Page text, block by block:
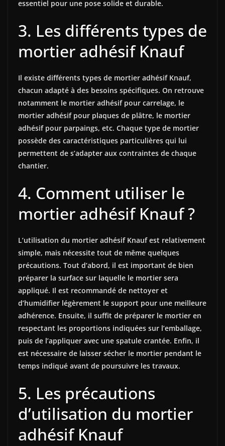
essentiel pour une pose solide et durable.
3. Les différents types de
mortier adhésif Knauf
Il existe différents types de mortier adhésif Knauf,
chacun adapté à des besoins spécifiques. On retrouve
notamment le mortier adhésif pour carrelage, le
mortier adhésif pour plaques de plâtre, le mortier
adhésif pour parpaings, etc. Chaque type de mortier
possède des caractéristiques particulières qui lui
permettent de s’adapter aux contraintes de chaque
chantier.
4. Comment utiliser le
mortier adhésif Knauf ?
L’utilisation du mortier adhésif Knauf est relativement
simple, mais nécessite tout de même quelques
précautions. Tout d’abord, il est important de bien
préparer la surface sur laquelle le mortier sera
appliqué. Il est recommandé de nettoyer et
d’humidifier légèrement le support pour une meilleure
adhérence. Ensuite, il suffit de préparer le mortier en
respectant les proportions indiquées sur l’emballage,
puis de l’appliquer avec une spatule crantée. Enfin, il
est nécessaire de laisser sécher le mortier pendant le
temps indiqué avant de poursuivre les travaux.
5. Les précautions
d’utilisation du mortier
adhésif Knauf